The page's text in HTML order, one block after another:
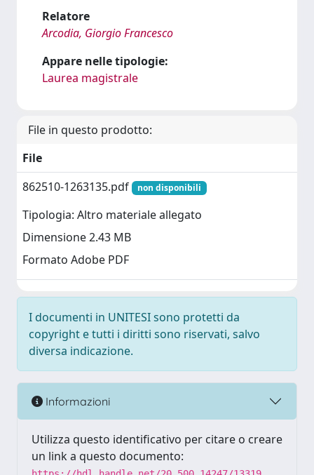
Relatore
Arcodia, Giorgio Francesco
Appare nelle tipologie:
Laurea magistrale
File in questo prodotto:
File
862510-1263135.pdf
non disponibili
Tipologia: Altro materiale allegato
Dimensione 2.43 MB
Formato Adobe PDF
I documenti in UNITESI sono protetti da
copyright e tutti i diritti sono riservati, salvo
diversa indicazione.
Informazioni
Utilizza questo identificativo per citare o creare
un link a questo documento: